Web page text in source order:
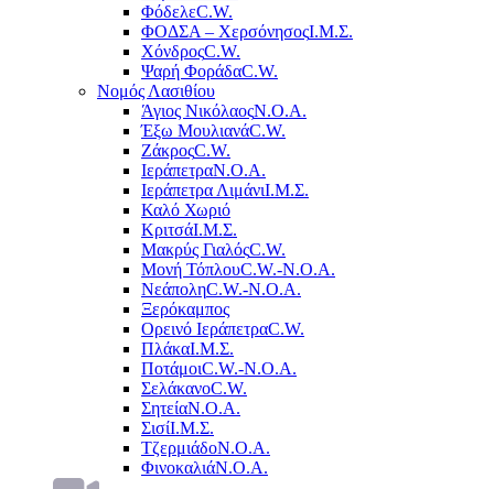
ΦόδελεC.W.
ΦΟΔΣΑ – ΧερσόνησοςΙ.Μ.Σ.
ΧόνδροςC.W.
Ψαρή ΦοράδαC.W.
Νομός Λασιθίου
Άγιος ΝικόλαοςΝ.Ο.Α.
Έξω ΜουλιανάC.W.
ΖάκροςC.W.
ΙεράπετραΝ.Ο.Α.
Ιεράπετρα ΛιμάνιΙ.Μ.Σ.
Καλό Χωριό
ΚριτσάΙ.Μ.Σ.
Μακρύς ΓιαλόςC.W.
Μονή ΤόπλουC.W.-Ν.Ο.Α.
ΝεάποληC.W.-Ν.Ο.Α.
Ξερόκαμπος
Ορεινό ΙεράπετραC.W.
ΠλάκαΙ.Μ.Σ.
ΠοτάμοιC.W.-Ν.Ο.Α.
ΣελάκανοC.W.
ΣητείαΝ.Ο.Α.
ΣισίΙ.Μ.Σ.
ΤζερμιάδοΝ.Ο.Α.
ΦινοκαλιάΝ.Ο.Α.